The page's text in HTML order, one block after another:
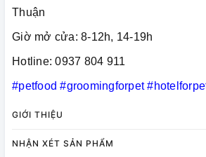
Thuận
Giờ mở cửa: 8-12h, 14-19h
Hotline: 0937 804 911
#petfood #groomingforpet
GIỚI THIỆU
NHẬN XÉT SẢN PHẨM